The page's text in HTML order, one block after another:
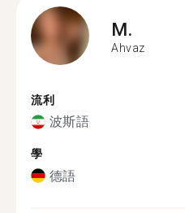
M.
Ahvaz
流利
波斯語
學
德語